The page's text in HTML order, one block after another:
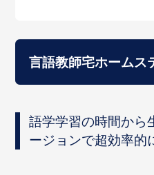
言語教師宅ホームス
語学学習の時間から
ージョンで超効率的